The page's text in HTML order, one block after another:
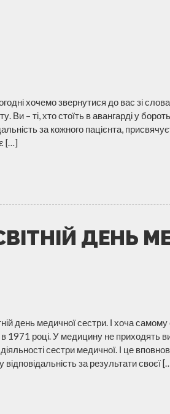
хочемо звернутися до вас зі
– ті, хто стоїть в авангарді у
за кожного пацієнта,
[…]
ДЕНЬ
день медичної сестри. І хоча
в 1971 році. У медицину не приходять
сестри медичної. І це
за результати своєї